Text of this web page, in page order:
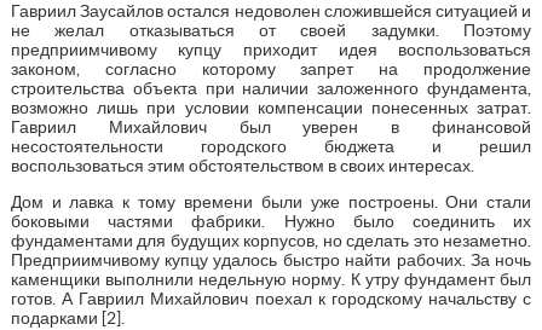
Гавриил Заусайлов остался недоволен сложившейся ситуацией и
не желал отказываться от своей задумки. Поэтому
предприимчивому купцу приходит идея воспользоваться
законом, согласно которому запрет на продолжение
строительства объекта при наличии заложенного фундамента,
возможно лишь при условии компенсации понесенных затрат.
Гавриил Михайлович был уверен в финансовой
несостоятельности городского бюджета и решил
воспользоваться этим обстоятельством в своих интересах.
Дом и лавка к тому времени были уже построены. Они стали
боковыми частями фабрики. Нужно было соединить их
фундаментами для будущих корпусов, но сделать это незаметно.
Предприимчивому купцу удалось быстро найти рабочих. За ночь
каменщики выполнили недельную норму. К утру фундамент был
готов. А Гавриил Михайлович поехал к городскому начальству с
подарками [2].